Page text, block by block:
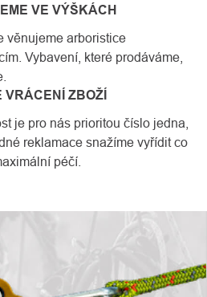
VE VÝŠKÁCH
věnujeme arboristice
Vybavení, které prodáváme,
ZBOŽÍ
je pro nás prioritou číslo jedna,
reklamace snažíme vyřídit co
péčí.